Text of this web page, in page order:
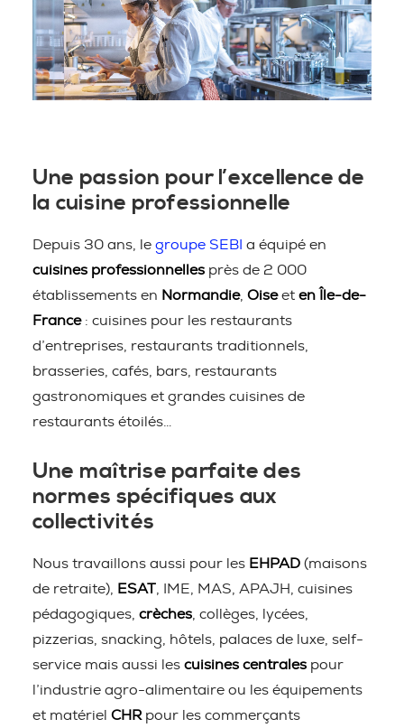
Une passion pour l’excellence de
la cuisine professionnelle
Depuis 30 ans, le groupe SEBI a équipé en
cuisines professionnelles près de 2 000
établissements en Normandie, Oiseet en Île-de-
France: cuisines pour les restaurants
d’entreprises, restaurants traditionnels,
brasseries, cafés, bars, restaurants
gastronomiques et grandes cuisines de
restaurants étoilés…
Une maîtrise parfaite des
normes spécifiques aux
collectivités
Nous travaillons aussi pour les EHPAD (maisons
de retraite),
ESAT , IME, MAS, APAJH, cuisines
pédagogiques, crèches , collèges, lycées,
pizzerias, snacking, hôtels, palaces de luxe, self-
service mais aussi les cuisines centrales pour
l’industrie agro-alimentaire ou les équipements
et matériel CHR pour les commerçants